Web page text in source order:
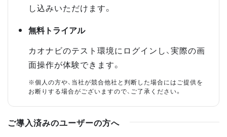
し込みいただけます。
無料トライアル
カオナビのテスト環境にログインし、実際の画
面操作が体験できます。
※個人の方や、当社が競合他社と判断した場合にはご提供を
お断りする場合がございますので、ご了承ください。
ご導入済みのユーザーの方へ